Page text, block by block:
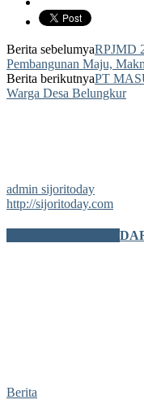
Berita sebelumyaRPJMD
Pembangunan Maju,
Berita berikutnyaPT
Warga Desa Belungkur
admin sijoritoday
http://sijoritoday.com
Berita